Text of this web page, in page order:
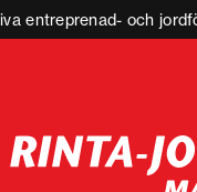
entreprenad- och